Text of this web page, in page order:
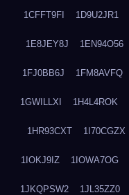
1CFFT9FI 1D9U2JR1
1E8JEY8J 1EN94O56
1FJ0BB6J 1FM8AVFQ
1GWILLXI 1H4L4ROK
1HR93CXT 1I70CGZX
1IOKJ9IZ 1IOWA7OG
1JKQPSW2 1JL35ZZ0